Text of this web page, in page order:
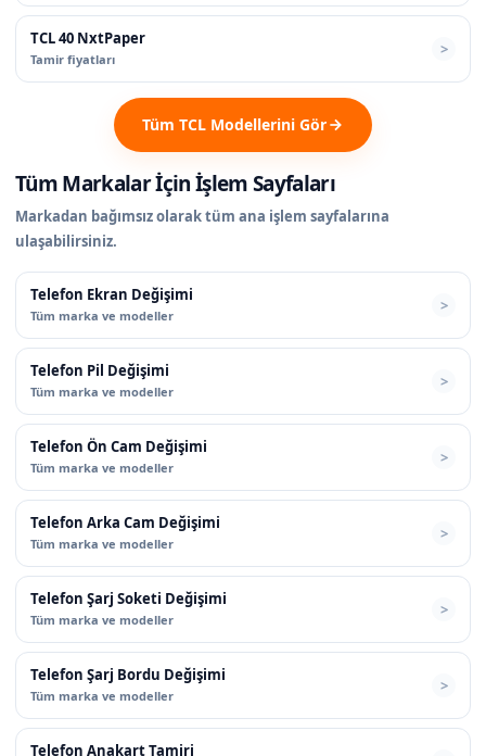
TCL 40 NxtPaper
Tamir fiyatları
Tüm TCL Modellerini Gör
Tüm Markalar İçin İşlem Sayfaları
Markadan bağımsız olarak tüm ana işlem sayfalarına
ulaşabilirsiniz.
Telefon Ekran Değişimi
Tüm marka ve modeller
Telefon Pil Değişimi
Tüm marka ve modeller
Telefon Ön Cam Değişimi
Tüm marka ve modeller
Telefon Arka Cam Değişimi
Tüm marka ve modeller
Telefon Şarj Soketi Değişimi
Tüm marka ve modeller
Telefon Şarj Bordu Değişimi
Tüm marka ve modeller
Telefon Anakart Tamiri